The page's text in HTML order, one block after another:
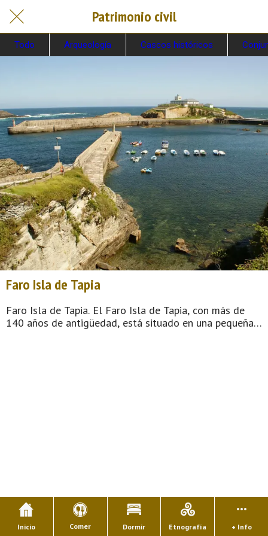
Patrimonio civil
Todo Arqueología Cascos históricos
Faro Isla de Tapia
Faro Isla de Tapia. El Faro Isla de Tapia, con más de
140 años de antigüedad, está situado en una pequeña
Inicio Comer Dormir Etnografía + Info